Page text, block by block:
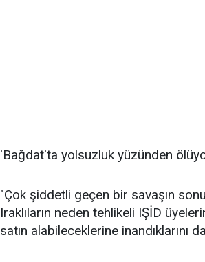
'Bağdat'ta yolsuzluk yüzünden
"Çok şiddetli geçen bir savaşın
Iraklıların neden tehlikeli IŞİD
satın alabileceklerine inandıklarını